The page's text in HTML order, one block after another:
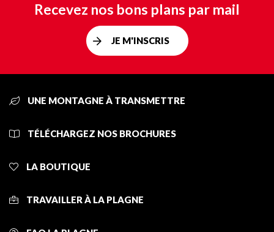
Recevez nos bons plans par mail
JE M'INSCRIS
UNE MONTAGNE À TRANSMETTRE
TÉLÉCHARGEZ NOS BROCHURES
LA BOUTIQUE
TRAVAILLER À LA PLAGNE